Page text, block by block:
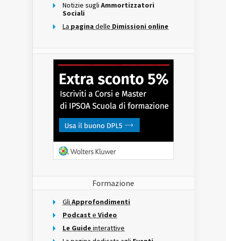
Notizie sugli Ammortizzatori
Sociali
La pagina delle Dimissioni online
Formazione
Gli Approfondimenti
Podcast e Video
Le Guide interattive